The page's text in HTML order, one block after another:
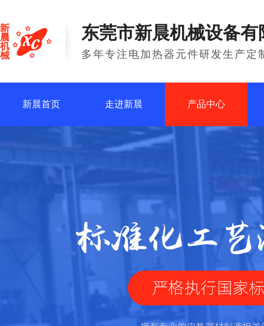
东莞市新晨机械设备有
多年专注电加热器元件研发生产定
新晨首页 走进新晨 产品中心